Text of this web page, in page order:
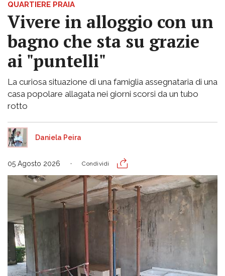
QUARTIERE PRAIA
Vivere in alloggio con un
bagno che sta su grazie
ai "puntelli"
La curiosa situazione di una famiglia assegnataria di una
casa popolare allagata nei giorni scorsi da un tubo
rotto
Daniela Peira
05 Agosto 2026 Condividi